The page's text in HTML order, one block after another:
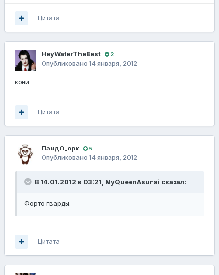
Цитата
HeyWaterTheBest 2
Опубликовано 14 января, 2012
кони
Цитата
ПандО_орк 5
Опубликовано 14 января, 2012
В 14.01.2012 в 03:21, MyQueenAsunai сказал:
Форто гварды.
Цитата